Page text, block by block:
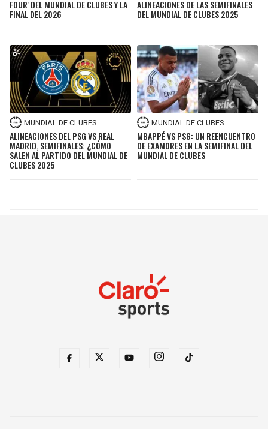
FOUR' DEL MUNDIAL DE CLUBES Y LA
FINAL DEL 2026
ALINEACIONES DE LAS SEMIFINALES
DEL MUNDIAL DE CLUBES 2025
MUNDIAL DE CLUBES
ALINEACIONES DEL PSG VS REAL
MADRID, SEMIFINALES: ¿CÓMO
SALEN AL PARTIDO DEL MUNDIAL DE
CLUBES 2025
MUNDIAL DE CLUBES
MBAPPÉ VS PSG: UN REENCUENTRO
DE EXAMORES EN LA SEMIFINAL DEL
MUNDIAL DE CLUBES